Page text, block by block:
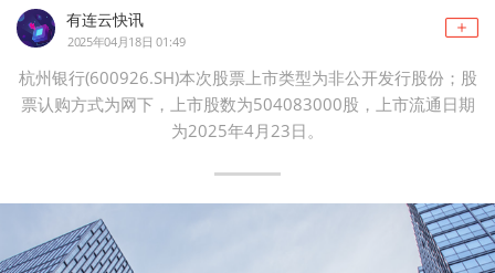
有连云快讯
2025年04月18日 01:49
杭州银行(600926.SH)本次股票上市类型为非公开发行股份；股
票认购方式为网下，上市股数为504083000股，上市流通日期
为2025年4月23日。